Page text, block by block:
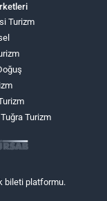
Turizm
Tuğra Turizm
bileti platformu.